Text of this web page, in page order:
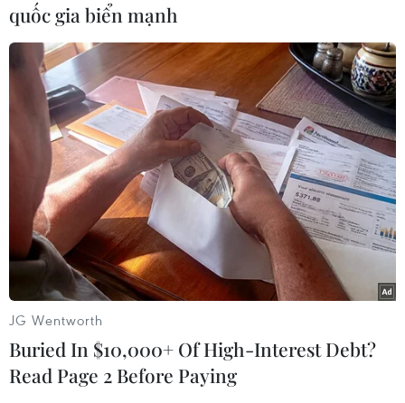
(TTXVN/Vietnam+)
#Công an tỉnh Bình Dương
#Va chạm giao thông
#Cấp cứu
#Lực lượng Công an
quốc gia biển mạnh
JG Wentworth
Buried In $10,000+ Of High-Interest Debt?
Read Page 2 Before Paying